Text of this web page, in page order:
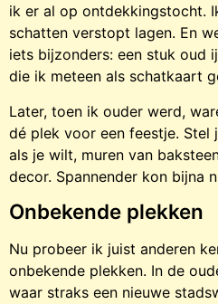
ik er al op ontdekkingstocht.
schatten verstopt lagen. En
iets bijzonders: een stuk oud
die ik meteen als schatkaart
Later, toen ik ouder werd,
dé plek voor een feestje. Stel
als je wilt, muren van
decor. Spannender kon bijna
Onbekende plekken
Nu probeer ik juist anderen
onbekende plekken. In de
waar straks een nieuwe